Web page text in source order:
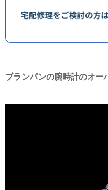
ブランパンの腕時計のオー